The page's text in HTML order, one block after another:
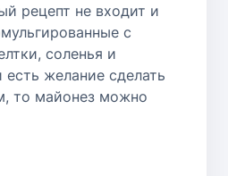
рецепт не входит и
с
соленья и
желание сделать
то майонез можно